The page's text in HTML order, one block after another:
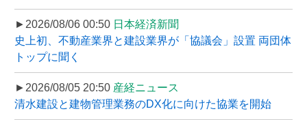
►2026/08/06 00:50 日本経済新聞
史上初、不動産業界と建設業界が「協議会」設置 両団体
トップに聞く
►2026/08/05 20:50 産経ニュース
清水建設と建物管理業務のDX化に向けた協業を開始